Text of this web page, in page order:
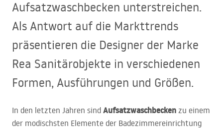
Aufsatzwaschbecken unterstreichen.
Als Antwort auf die Markttrends
präsentieren die Designer der Marke
Rea Sanitärobjekte in verschiedenen
Formen, Ausführungen und Größen.
In den letzten Jahren sind Aufsatzwaschbecken zu einem
der modischsten Elemente der Badezimmereinrichtung